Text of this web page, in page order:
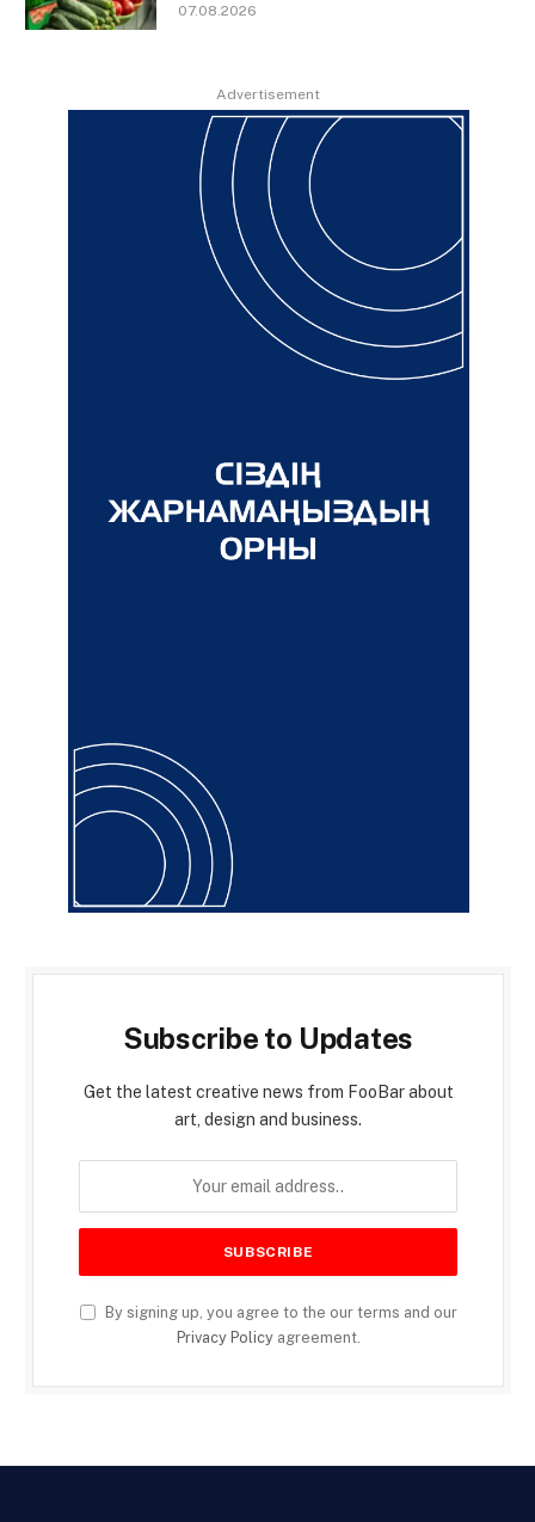
07.08.2026
Advertisement
Subscribe to Updates
Get the latest creative news from FooBar about
art, design and business.
By signing up, you agree to the our terms and our
Privacy Policyagreement.